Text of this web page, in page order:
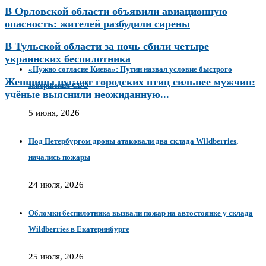
В Орловской области объявили авиационную
опасность: жителей разбудили сирены
В Тульской области за ночь сбили четыре
украинских беспилотника
Женщины пугают городских птиц сильнее мужчин:
учёные выяснили неожиданную...
«Нужно согласие Киева»: Путин назвал условие быстрого
завершения СВО
5 июня, 2026
Под Петербургом дроны атаковали два склада Wildberries,
начались пожары
24 июля, 2026
Обломки беспилотника вызвали пожар на автостоянке у склада
Wildberries в Екатеринбурге
25 июля, 2026